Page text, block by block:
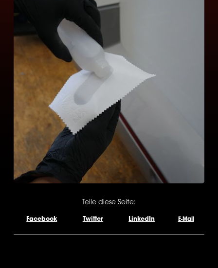
Teile diese Seite:
Facebook Twitter LinkedIn E-Mail